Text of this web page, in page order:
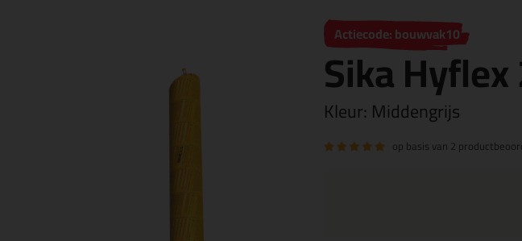
Actiecode: bouwvak10
Sika
Kleur: Middengrijs
op basis van 2